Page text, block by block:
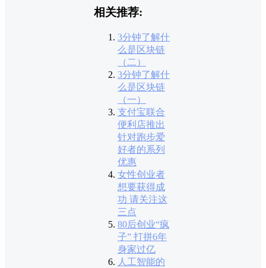
相关推荐:
3分钟了解什
么是区块链
（二）
3分钟了解什
么是区块链
（一）
支付宝联合
便利店推出
针对跑步爱
好者的系列
优惠
女性创业者
想要获得成
功 请关注这
三点
80后创业“疯
子” 打拼6年
身家过亿
人工智能的